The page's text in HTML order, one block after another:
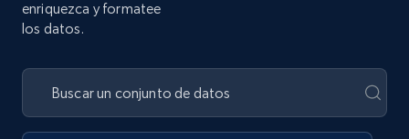
enriquezca y formatee
los datos.